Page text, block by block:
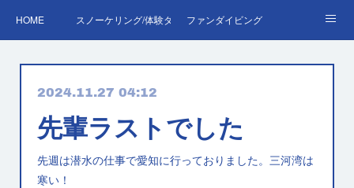
HOME スノーケリング/体験ダイビングファンダイビング
ダイビング・スキルアップレッスン｜プールで安心練習
AOW
プロへの第一歩！ダイブマスターご予約・お問い合わせ
2024.11.27 04:12
先輩ラストでした
先週は潜水の仕事で愛知に行っておりました。三河湾は
寒い！